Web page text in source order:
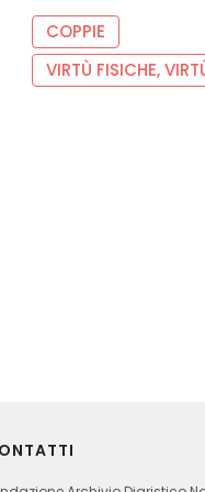
COPPIE
VIRTÙ FISICHE,